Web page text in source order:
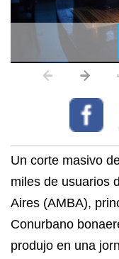
Un corte masivo
miles de usuarios
Aires (AMBA),
Conurbano
produjo en una